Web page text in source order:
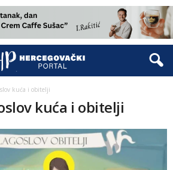
kuća i obitelji
kuća i obitelji